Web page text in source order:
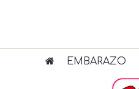
EMBARAZO